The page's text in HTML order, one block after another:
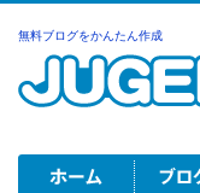
無料ブログをかんたん作成